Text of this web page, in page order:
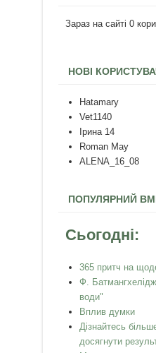
Зараз на сайті 0
НОВІ
Hatamary
Vet1140
Ірина 14
Roman May
ALENA_16_08
ПОПУЛЯРНИЙ
Сьогодні:
365 притч на
Ф.
води"
Вплив думки
Дізнайтесь
досягнути